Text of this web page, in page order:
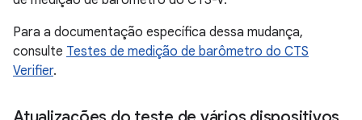
Para a documentação específica dessa mudança,
consulte Testes de medição de barômetro do CTS
Verifier.